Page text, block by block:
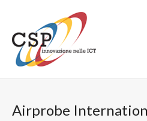
Airprobe